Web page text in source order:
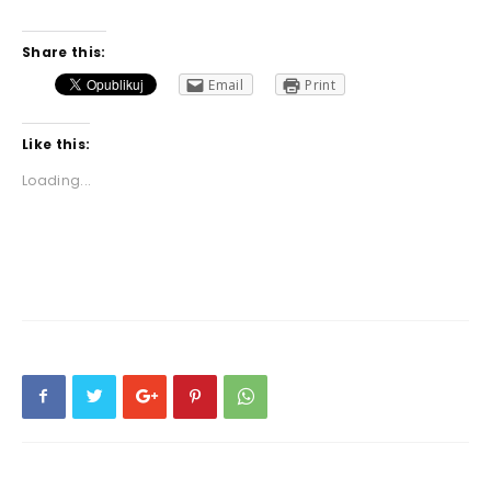
Share this:
Email
Print
Like this:
Loading...